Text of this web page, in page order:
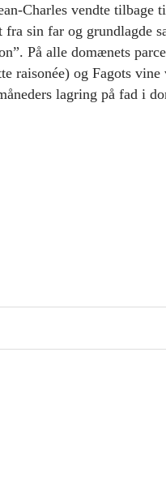
Charles vendte tilbage
fra sin far og grundlagde
På alle domænets
raisonée) og Fagots
lagring på fad i